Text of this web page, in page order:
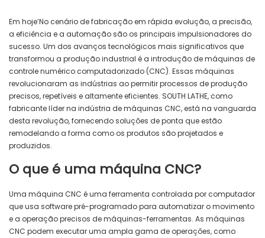
Em hoje’No cenário de fabricação em rápida evolução, a precisão,
a eficiência e a automação são os principais impulsionadores do
sucesso. Um dos avanços tecnológicos mais significativos que
transformou a produção industrial é a introdução de máquinas de
controle numérico computadorizado (CNC). Essas máquinas
revolucionaram as indústrias ao permitir processos de produção
precisos, repetíveis e altamente eficientes. SOUTH LATHE, como
fabricante líder na indústria de máquinas CNC, está na vanguarda
desta revolução, fornecendo soluções de ponta que estão
remodelando a forma como os produtos são projetados e
produzidos.
O que é uma máquina CNC?
Uma máquina CNC é uma ferramenta controlada por computador
que usa software pré-programado para automatizar o movimento
e a operação precisos de máquinas-ferramentas. As máquinas
CNC podem executar uma ampla gama de operações, como